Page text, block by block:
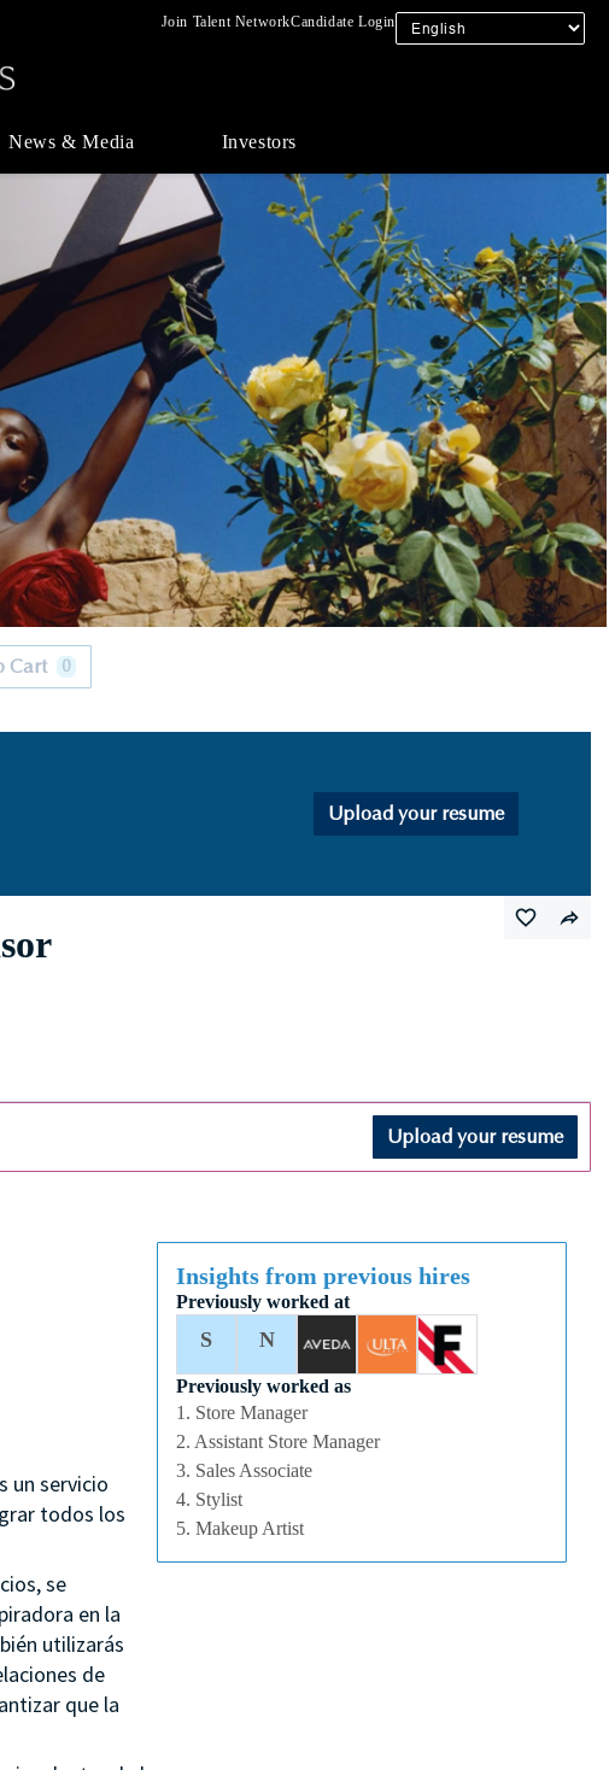
Join Talent NetworkCandidate Login
News & Media Investors
Cart 0
Upload your resume
Upload your resume
un servicio
todos los
se
en la
utilizarás
de
que la
Insights from previous hires
Previously worked at
S N
Previously worked as
1. Store Manager
2. Assistant Store Manager
3. Sales Associate
4. Stylist
5. Makeup Artist